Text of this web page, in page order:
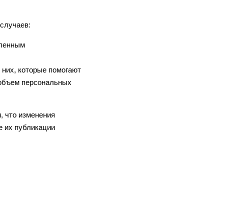
которые помогают
персональных
что изменения
их публикации